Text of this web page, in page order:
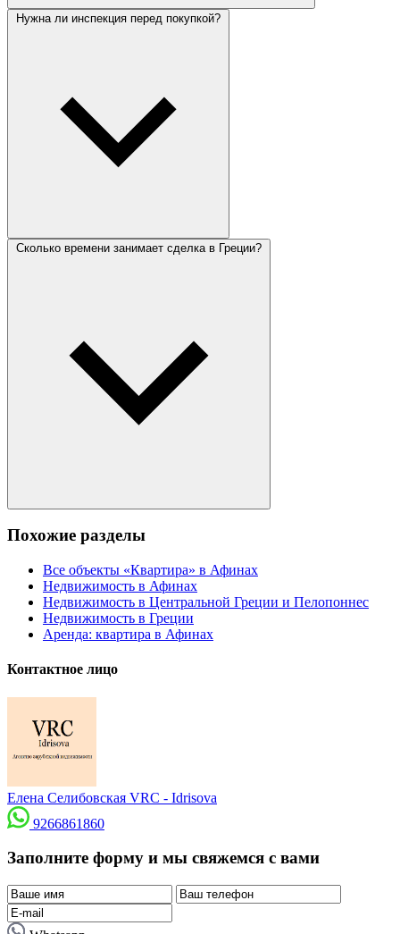
Нужна ли инспекция перед покупкой?
Сколько времени занимает сделка в Греции?
Похожие разделы
Все объекты «Квартира» в Афинах
Недвижимость в Афинах
Недвижимость в Центральной Греции и Пелопоннес
Недвижимость в Греции
Аренда: квартира в Афинах
Контактное лицо
Елена Селибовская VRC - Idrisova
9266861860
Заполните форму и мы свяжемся с вами